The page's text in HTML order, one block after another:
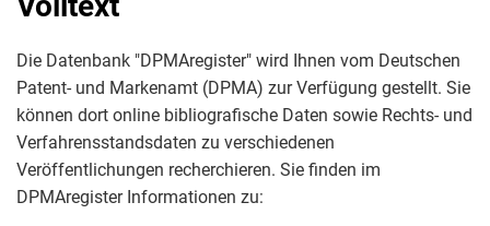
Die Datenbank "DPMAregister" wird Ihnen vom Deutschen
Patent- und Markenamt (DPMA) zur Verfügung gestellt. Sie
können dort online bibliografische Daten sowie Rechts- und
Verfahrensstandsdaten zu verschiedenen
Veröffentlichungen recherchieren. Sie finden im
DPMAregister Informationen zu: